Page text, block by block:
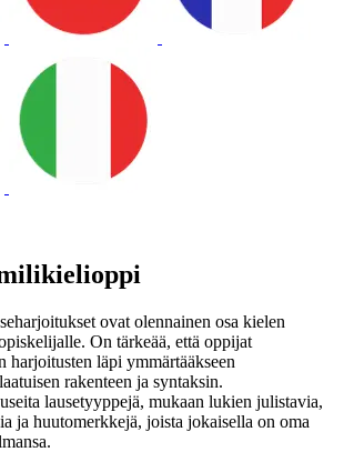
ovat olennainen osa kielen
On tärkeää, että oppijat
harjoitusten läpi ymmärtääkseen
rakenteen ja syntaksin.
lausetyyppejä, mukaan lukien julistavia,
ja huutomerkkejä, joista jokaisella on oma